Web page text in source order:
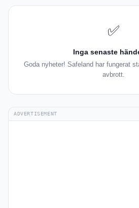
✅
Inga senaste
Goda nyheter! Safeland har fungerat
avbrott.
ADVERTISEMENT